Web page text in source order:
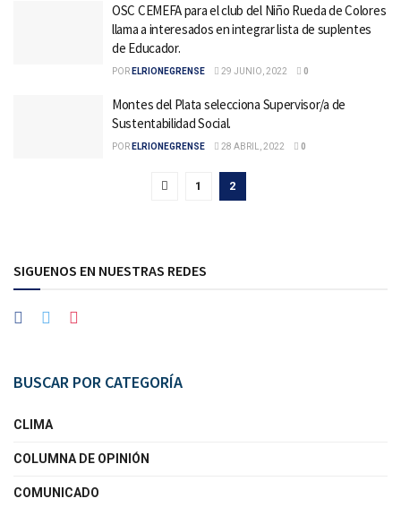
OSC CEMEFA para el club del Niño Rueda de Colores
llama a interesados en integrar lista de suplentes
de Educador.
POR ELRIONEGRENSE 29 JUNIO, 2022 0
Montes del Plata selecciona Supervisor/a de
Sustentabilidad Social.
POR ELRIONEGRENSE 28 ABRIL, 2022 0
1 2
SIGUENOS EN NUESTRAS REDES
BUSCAR POR CATEGORÍA
CLIMA
COLUMNA DE OPINIÓN
COMUNICADO